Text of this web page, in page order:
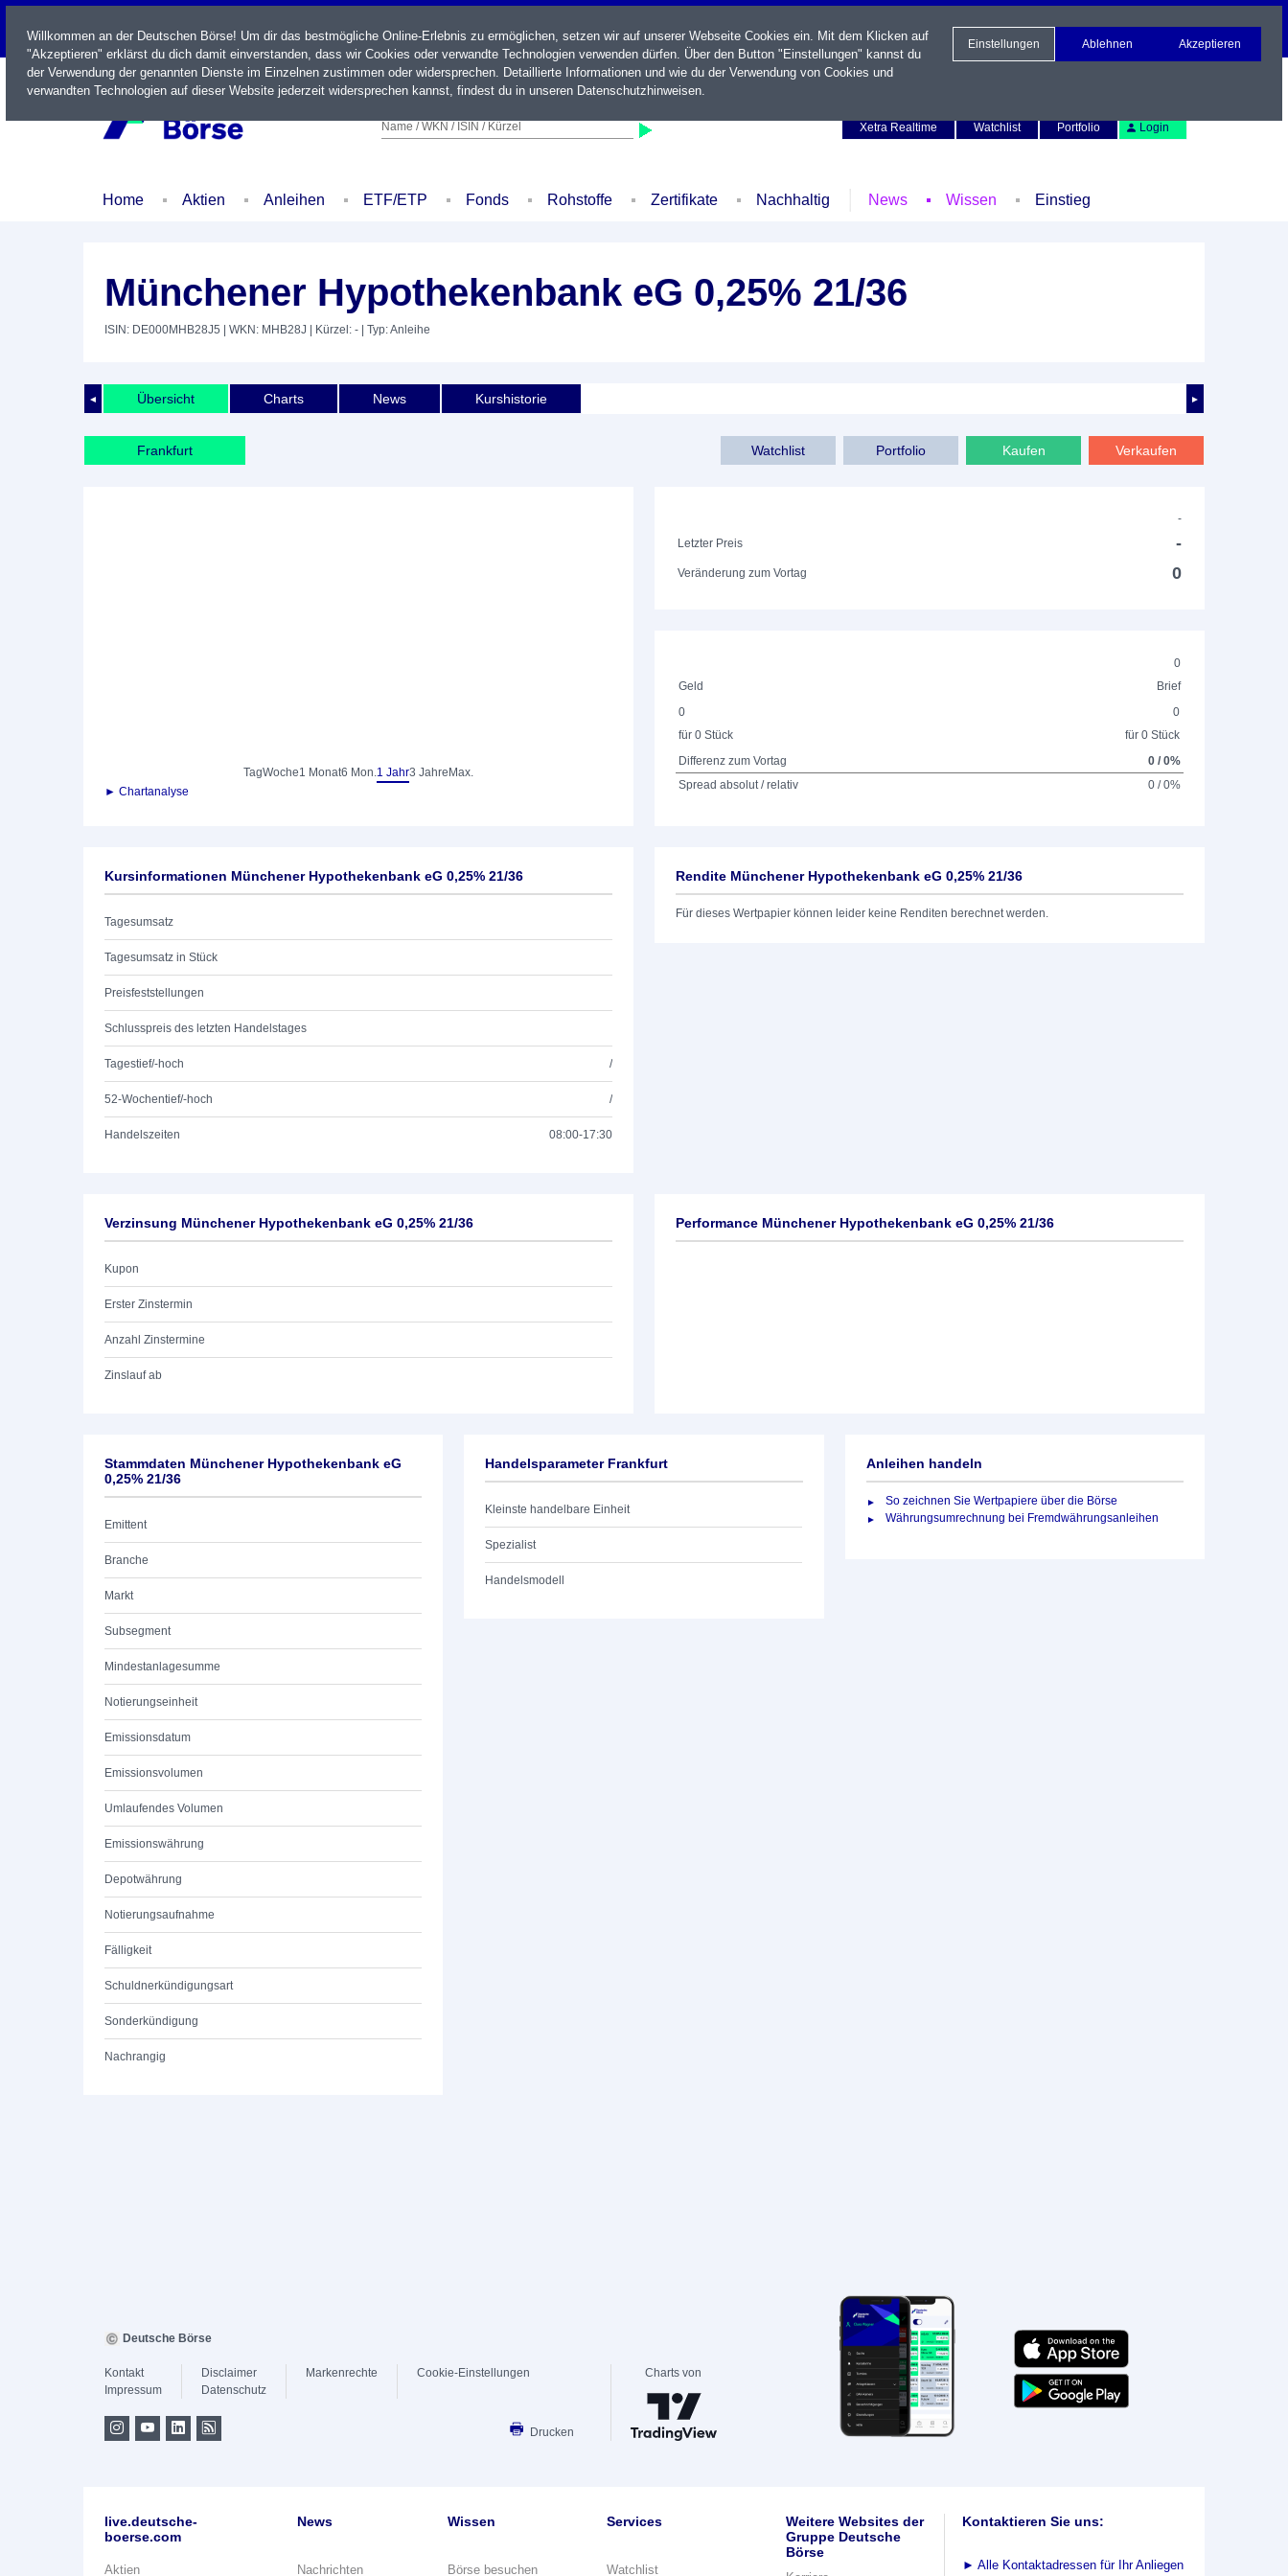
LIVE
Name / WKN / ISIN / Kürzel
Xetra Realtime
Watchlist Portfolio Login
Home Aktien Anleihen ETF/ETP Fonds Rohstoffe Zertifikate Nachhaltig News Wissen Einstieg
Münchener Hypothekenbank eG 0,25% 21/36
ISIN: DE000MHB28J5 | WKN: MHB28J | Kürzel: - | Typ: Anleihe
◄ ►
Übersicht Charts News Kurshistorie
Frankfurt Verkaufen
Kaufen
Portfolio
Watchlist
TagWoche1 Monat6 Mon.1 Jahr3 Jahre Max.
► Chartanalyse
-
Letzter Preis
-
Veränderung zum Vortag 0
0
Geld
Brief
0
für 0 Stück
0
für 0 Stück
Differenz zum Vortag
0 / 0%
Spread absolut / relativ
0 / 0%
Kursinformationen Münchener Hypothekenbank eG 0,25% 21/36
Tagesumsatz
Tagesumsatz in Stück
Preisfeststellungen
Schlusspreis des letzten Handelstages
Tagestief/-hoch /
52-Wochentief/-hoch /
Handelszeiten 08:00-17:30
Rendite Münchener Hypothekenbank eG 0,25% 21/36
Für dieses Wertpapier können leider keine Renditen berechnet werden.
Verzinsung Münchener Hypothekenbank eG 0,25% 21/36
Kupon
Erster Zinstermin
Anzahl Zinstermine
Zinslauf ab
Performance Münchener Hypothekenbank eG 0,25% 21/36
Stammdaten Münchener Hypothekenbank eG
0,25% 21/36
Emittent
Branche
Markt
Subsegment
Mindestanlagesumme
Notierungseinheit
Emissionsdatum
Emissionsvolumen
Umlaufendes Volumen
Emissionswährung
Depotwährung
Notierungsaufnahme
Fälligkeit
Schuldnerkündigungsart
Sonderkündigung
Nachrangig
Handelsparameter Frankfurt
Kleinste handelbare Einheit
Spezialist
Handelsmodell
Anleihen handeln
So zeichnen Sie Wertpapiere über die Börse
Währungsumrechnung bei Fremdwährungsanleihen
Willkommen an der Deutschen Börse! Um dir das bestmögliche Online-Erlebnis zu ermöglichen, setzen wir auf unserer Webseite Cookies ein. Mit dem Klicken auf
"Akzeptieren" erklärst du dich damit einverstanden, dass wir Cookies oder verwandte Technologien verwenden dürfen. Über den Button "Einstellungen" kannst du
der Verwendung der genannten Dienste im Einzelnen zustimmen oder widersprechen. Detaillierte Informationen und wie du der Verwendung von Cookies und
verwandten Technologien auf dieser Website jederzeit widersprechen kannst, findest du in unseren Datenschutzhinweisen.
Einstellungen Ablehnen Akzeptieren
Deutsche Börse
Kontakt
Impressum
Disclaimer
Datenschutz
Markenrechte Cookie-Einstellungen
Drucken
Charts von
live.deutsche-
boerse.com
Aktien
News
Nachrichten
Wissen
Börse besuchen
Services
Watchlist
Weitere Websites der
Gruppe Deutsche
Börse
Kontaktieren Sie uns:
► Alle Kontaktadressen für Ihr Anliegen